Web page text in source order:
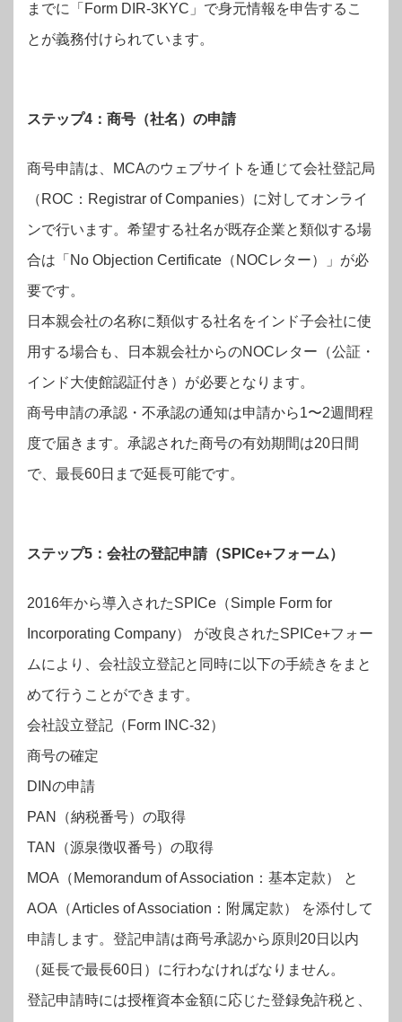
までに「Form DIR-3KYC」で身元情報を申告するこ
とが義務付けられています。
ステップ4：商号（社名）の申請
商号申請は、MCAのウェブサイトを通じて会社登記局
（ROC：Registrar of Companies）に対してオンライ
ンで行います。希望する社名が既存企業と類似する場
合は「No Objection Certificate（NOCレター）」が必
要です。
日本親会社の名称に類似する社名をインド子会社に使
用する場合も、日本親会社からのNOCレター（公証・
インド大使館認証付き）が必要となります。
商号申請の承認・不承認の通知は申請から1〜2週間程
度で届きます。承認された商号の有効期間は20日間
で、最長60日まで延長可能です。
ステップ5：会社の登記申請（SPICe+フォーム）
2016年から導入されたSPICe（Simple Form for
Incorporating Company） が改良されたSPICe+フォー
ムにより、会社設立登記と同時に以下の手続きをまと
めて行うことができます。
会社設立登記（Form INC-32）
商号の確定
DINの申請
PAN（納税番号）の取得
TAN（源泉徴収番号）の取得
MOA（Memorandum of Association：基本定款） と
AOA（Articles of Association：附属定款） を添付して
申請します。登記申請は商号承認から原則20日以内
（延長で最長60日）に行わなければなりません。
登記申請時には授権資本金額に応じた登録免許税と、